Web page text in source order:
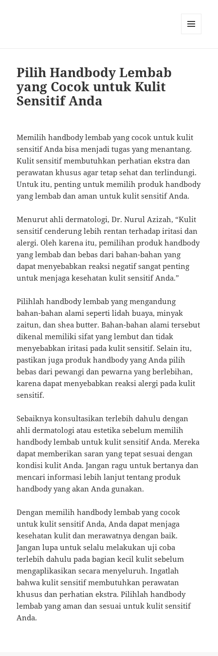
Pilih Handbody Lembab
yang Cocok untuk Kulit
Sensitif Anda
Memilih handbody lembab yang cocok untuk kulit
sensitif Anda bisa menjadi tugas yang menantang.
Kulit sensitif membutuhkan perhatian ekstra dan
perawatan khusus agar tetap sehat dan terlindungi.
Untuk itu, penting untuk memilih produk handbody
yang lembab dan aman untuk kulit sensitif Anda.
Menurut ahli dermatologi, Dr. Nurul Azizah, “Kulit
sensitif cenderung lebih rentan terhadap iritasi dan
alergi. Oleh karena itu, pemilihan produk handbody
yang lembab dan bebas dari bahan-bahan yang
dapat menyebabkan reaksi negatif sangat penting
untuk menjaga kesehatan kulit sensitif Anda.”
Pilihlah handbody lembab yang mengandung
bahan-bahan alami seperti lidah buaya, minyak
zaitun, dan shea butter. Bahan-bahan alami tersebut
dikenal memiliki sifat yang lembut dan tidak
menyebabkan iritasi pada kulit sensitif. Selain itu,
pastikan juga produk handbody yang Anda pilih
bebas dari pewangi dan pewarna yang berlebihan,
karena dapat menyebabkan reaksi alergi pada kulit
sensitif.
Sebaiknya konsultasikan terlebih dahulu dengan
ahli dermatologi atau estetika sebelum memilih
handbody lembab untuk kulit sensitif Anda. Mereka
dapat memberikan saran yang tepat sesuai dengan
kondisi kulit Anda. Jangan ragu untuk bertanya dan
mencari informasi lebih lanjut tentang produk
handbody yang akan Anda gunakan.
Dengan memilih handbody lembab yang cocok
untuk kulit sensitif Anda, Anda dapat menjaga
kesehatan kulit dan merawatnya dengan baik.
Jangan lupa untuk selalu melakukan uji coba
terlebih dahulu pada bagian kecil kulit sebelum
mengaplikasikan secara menyeluruh. Ingatlah
bahwa kulit sensitif membutuhkan perawatan
khusus dan perhatian ekstra. Pilihlah handbody
lembab yang aman dan sesuai untuk kulit sensitif
Anda.